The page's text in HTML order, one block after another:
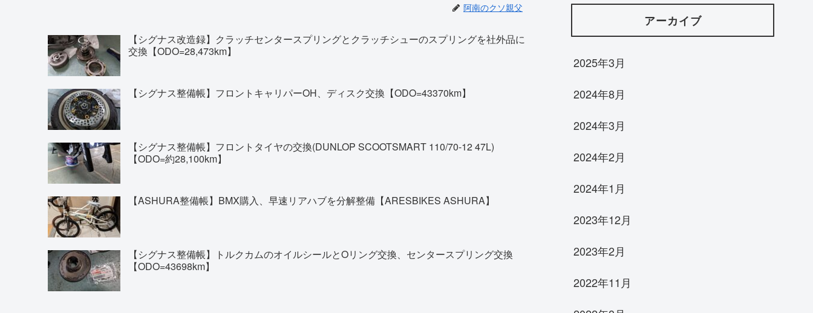
阿南のクソ親父
【シグナス改造録】クラッチセンタースプリングとクラッチシューのスプリングを社外品に
交換【ODO=28,473km】
【シグナス整備帳】フロントキャリパーOH、ディスク交換【ODO=43370km】
【シグナス整備帳】フロントタイヤの交換(DUNLOP SCOOTSMART 110/70-12 47L)
【ODO=約28,100km】
【ASHURA整備帳】BMX購入、早速リアハブを分解整備【ARESBIKES ASHURA】
【シグナス整備帳】トルクカムのオイルシールとOリング交換、センタースプリング交換
【ODO=43698km】
アーカイブ
2025年3月
2024年8月
2024年3月
2024年2月
2024年1月
2023年12月
2023年2月
2022年11月